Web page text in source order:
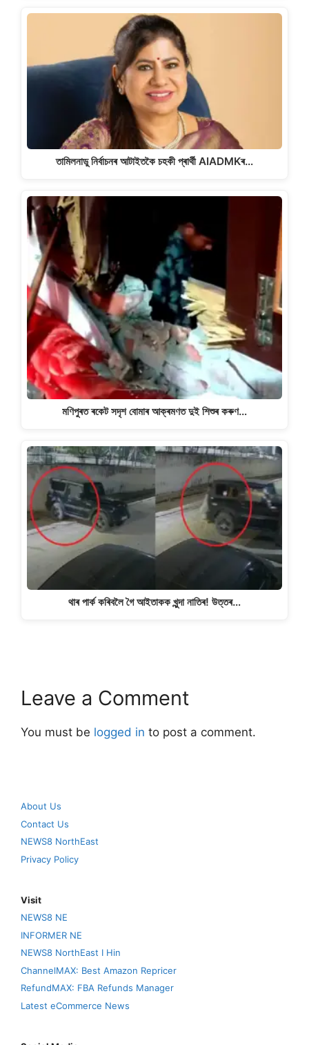
তামিলনাডু নিৰ্বাচনৰ আটাইতকৈ চহকী প্ৰাৰ্থী AIADMKৰ…
মণিপুৰত ৰকেট সদৃশ বোমাৰ আক্ৰমণত দুই শিশুৰ কৰুণ…
থাৰ পাৰ্ক কৰিবলৈ গৈ আইতাকক খুন্দা নাতিৰ! উত্তৰ…
Leave a Comment
You must be logged in to post a comment.
About Us
Contact Us
NEWS8 NorthEast
Privacy Policy
Visit
NEWS8 NE
INFORMER NE
NEWS8 NorthEast I Hin
ChannelMAX: Best Amazon Repricer
RefundMAX: FBA Refunds Manager
Latest eCommerce News